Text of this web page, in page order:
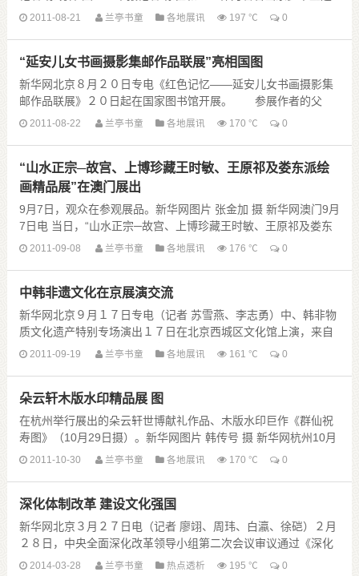
子，生于上世纪80年代的罗丹并不避讳来自父亲......
2011-08-21 兰亭书童 各地展讯 197 ℃ 0
“延安儿女书画摄影集邮作品联展”亮相国图
新华网北京８月２０日专电《红色记忆——延安儿女书画摄影集
邮作品联展》２０日起在国家图书馆开展。 参展作者的父
辈，都是１９４９年以前参加革命的老同志，既有为中国......
2011-08-22 兰亭书童 各地展讯 170 ℃ 0
“山水正宗─故宫、上博珍藏王时敏、王原祁及娄东派绘
画精品展”在澳门展出
9月7日，观众在参观展品。新华网图片 张金加 摄 新华网澳门9月
7日电 当日，“山水正宗─故宫、上博珍藏王时敏、王原祁及娄东
派绘画精品展”在澳门艺术博物馆开幕，......
2011-09-08 兰亭书童 各地展讯 176 ℃ 0
中韩非遗文化在京展演交流
新华网北京９月１７日专电（记者 苏雪燕、李志勇）中、韩非物
质文化遗产特别专场演出１７日在北京西城区文化馆上演，来自
中国和韩国的传统民俗艺术家为观众展示了中韩两国......
2011-09-19 兰亭书童 各地展讯 161 ℃ 0
朵云轩木版水印精品展 图
在杭州举行展出的朵云轩世博献礼作品、木版水印巨作《群仙祝
寿图》（10月29日摄）。新华网图片 韩传号 摄 新华网杭州10月
29日电 10月29日，为期一个月的朵......
2011-10-30 兰亭书童 各地展讯 170 ℃ 0
深化体制改革 建设文化强国
新华网北京３月２７日电（记者 廖翊、周玮、白瀛、徐硙）２月
２８日，中央全面深化改革领导小组第二次会议审议通过《深化
文化体制改革实施方案》，新一轮文化体制改革进入......
2014-03-28 兰亭书童 热点透析 195 ℃ 0